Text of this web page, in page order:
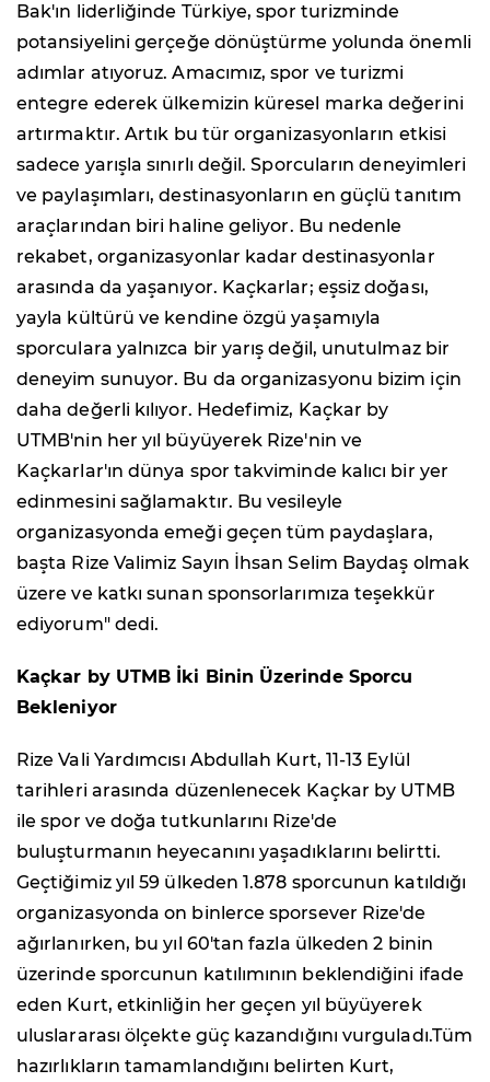
Bak'ın liderliğinde Türkiye, spor turizminde
potansiyelini gerçeğe dönüştürme yolunda önemli
adımlar atıyoruz. Amacımız, spor ve turizmi
entegre ederek ülkemizin küresel marka değerini
artırmaktır. Artık bu tür organizasyonların etkisi
sadece yarışla sınırlı değil. Sporcuların deneyimleri
ve paylaşımları, destinasyonların en güçlü tanıtım
araçlarından biri haline geliyor. Bu nedenle
rekabet, organizasyonlar kadar destinasyonlar
arasında da yaşanıyor. Kaçkarlar; eşsiz doğası,
yayla kültürü ve kendine özgü yaşamıyla
sporculara yalnızca bir yarış değil, unutulmaz bir
deneyim sunuyor. Bu da organizasyonu bizim için
daha değerli kılıyor. Hedefimiz, Kaçkar by
UTMB'nin her yıl büyüyerek Rize'nin ve
Kaçkarlar'ın dünya spor takviminde kalıcı bir yer
edinmesini sağlamaktır. Bu vesileyle
organizasyonda emeği geçen tüm paydaşlara,
başta Rize Valimiz Sayın İhsan Selim Baydaş olmak
üzere ve katkı sunan sponsorlarımıza teşekkür
ediyorum" dedi.
Kaçkar by UTMB İki Binin Üzerinde Sporcu
Bekleniyor
Rize Vali Yardımcısı Abdullah Kurt, 11-13 Eylül
tarihleri arasında düzenlenecek Kaçkar by UTMB
ile spor ve doğa tutkunlarını Rize'de
buluşturmanın heyecanını yaşadıklarını belirtti.
Geçtiğimiz yıl 59 ülkeden 1.878 sporcunun katıldığı
organizasyonda on binlerce sporsever Rize'de
ağırlanırken, bu yıl 60'tan fazla ülkeden 2 binin
üzerinde sporcunun katılımının beklendiğini ifade
eden Kurt, etkinliğin her geçen yıl büyüyerek
uluslararası ölçekte güç kazandığını vurguladı.Tüm
hazırlıkların tamamlandığını belirten Kurt,